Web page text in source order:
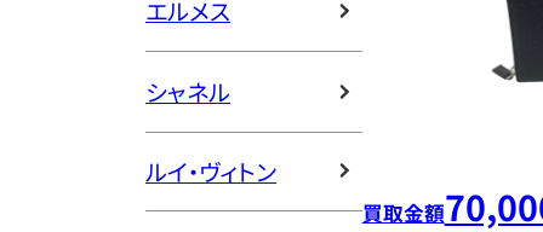
エルメス
シャネル
ルイ・ヴィトン
買取金額